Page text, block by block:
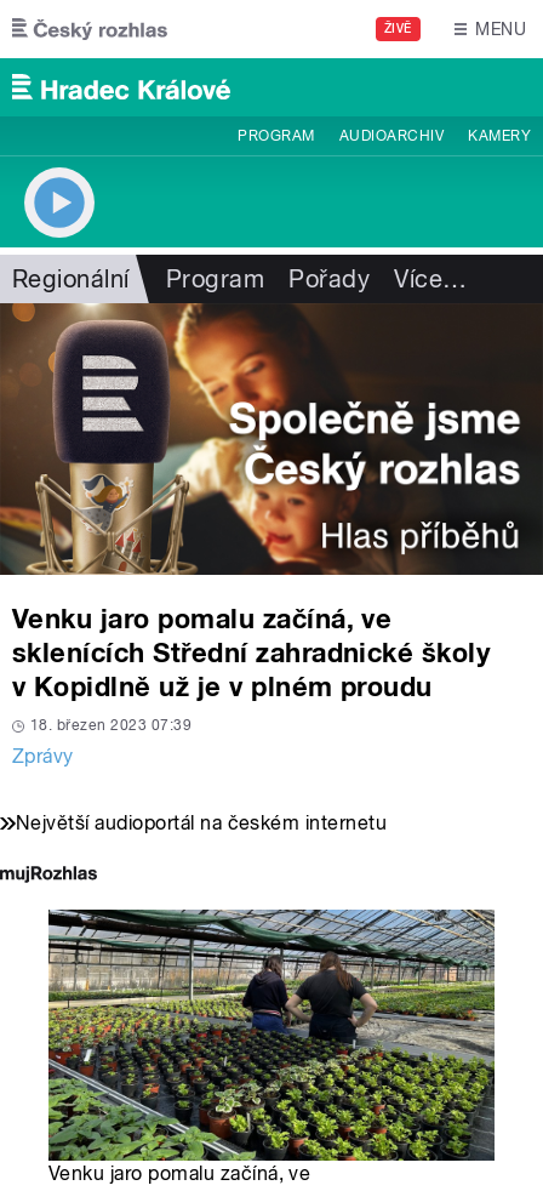
Přejít k hlavnímu obsahu
ŽIVĚ MENU
PROGRAM AUDIOARCHIV KAMERY
Regionální Program Pořady Více…
Venku jaro pomalu začíná, ve
sklenících Střední zahradnické školy
v Kopidlně už je v plném proudu
18. březen 2023 07:39
Zprávy
Největší audioportál na českém internetu
Venku jaro pomalu začíná, ve